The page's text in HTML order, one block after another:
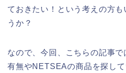
ておきたい！という考えの方も
うか？
なので、今回、こちらの記事
有無やNETSEAの商品を探し